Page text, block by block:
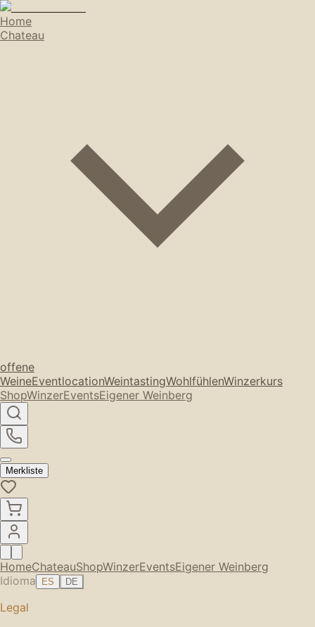
Home
Chateau
offene
WeineEventlocationWeintastingWohlfühlenWinzerkurs
ShopWinzerEventsEigener Weinberg
Merkliste
HomeChateauShopWinzerEventsEigener Weinberg
Idioma
ES DE
Legal